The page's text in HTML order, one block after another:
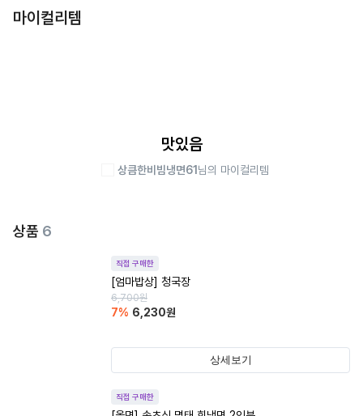
마이컬리템
맛있음
상큼한비빔냉면61 님의 마이컬리템
상품 6
직접 구매한
[엄마밥상] 청국장
6,700원
7% 6,230원
상세보기
직접 구매한